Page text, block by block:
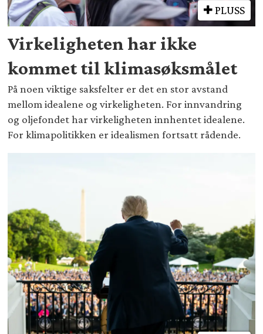
PLUSS
Virkeligheten har ikke
kommet til klimasøksmålet
På noen viktige saksfelter er det en stor avstand
mellom idealene og virkeligheten. For innvandring
og oljefondet har virkeligheten innhentet idealene.
For klimapolitikken er idealismen fortsatt rådende.